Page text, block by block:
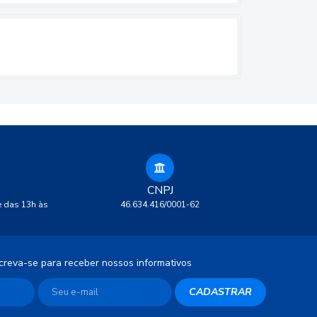
das 13h às
CNPJ
46.634.416/0001-62
se para receber nossos informativos
CADASTRAR